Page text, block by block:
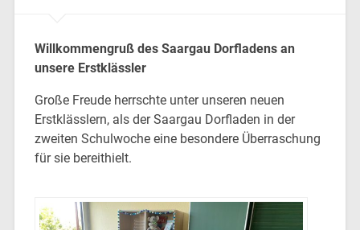
Willkommengruß des Saargau Dorfladens an
unsere Erstklässler
Große Freude herrschte unter unseren neuen
Erstklässlern, als der Saargau Dorfladen in der
zweiten Schulwoche eine besondere Überraschung
für sie bereithielt.